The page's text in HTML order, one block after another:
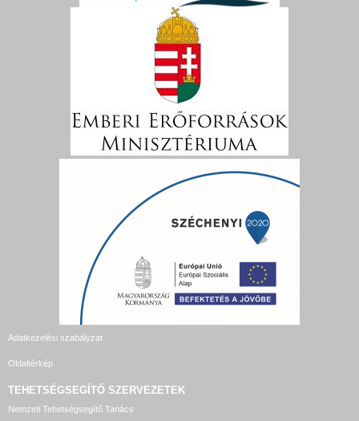
Adatkezelési szabályzat
Oldaltérkép
TEHETSÉGSEGÍTŐ SZERVEZETEK
Nemzeti Tehetségsegítő Tanács